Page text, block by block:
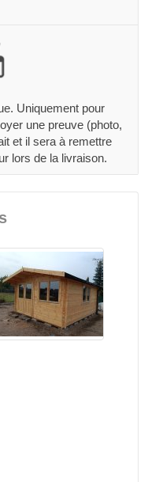
Uniquement pour
une preuve (photo,
et il sera à remettre
lors de la livraison.